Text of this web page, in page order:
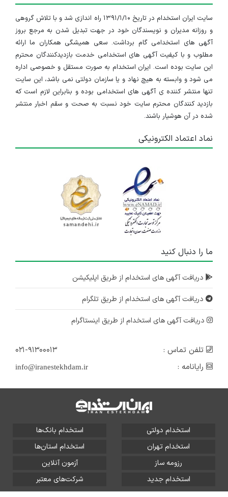
سایت ایران استخدام در تاریخ ۱۳۹۱/۱/۱۰ راه اندازی شد و با تلاش گروهی
و روزانه مدیران و نویسندگان خود در جهت تبدیل شدن به مرجع بروز
آگهی های استخدامی گام برداشت. سعی همیشگی همکاران ما ارائه
مطلوب و با کیفیت آگهی های استخدامی خدمت بازدیدکنندگان محترم
این سایت بوده است. ایران استخدام به صورت مستقل و خصوصی اداره
می شود و وابسته به هیچ نهاد و یا سازمان دولتی نمی باشد، این سایت
تنها منتشر کننده ی آگهی های استخدامی بوده و بنابراین لازم است که
بازدید کنندگان محترم سایت خود نسبت به صحت و سقم اخبار منتشر
شده در آن هوشیار باشند.
نماد اعتماد الکترونیکی
ما را دنبال کنید
دریافت آگهی های استخدام از طریق اپلیکیشن
دریافت آگهی های استخدام از طریق تلگرام
دریافت آگهی های استخدام از طریق اینستاگرام
تلفن تماس :
۰۲۱-۹۱۳۰۰۰۱۳
رایانامه :
info@iranestekhdam.ir
استخدام دولتی
استخدام بانک‌ها
استخدام تهران
استخدام استان‌ها
رزومه ساز
آزمون آنلاین
استخدام جدید
شرکت‌های معتبر